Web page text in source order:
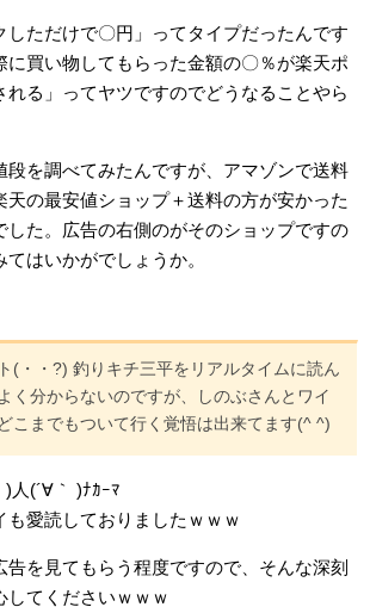
しただけで〇円」ってタイプだったんです
に買い物してもらった金額の〇％が楽天ポ
れる」ってヤツですのでどうなることやら
段を調べてみたんですが、アマゾンで送料
天の最安値ショップ＋送料の方が安かった
した。広告の右側のがそのショップですの
はいかがでしょうか。
(・・?) 釣りキチ三平をリアルタイムに読ん
く分からないのですが、しのぶさんとワイ
こまでもついて行く覚悟は出来てます(^ ^)
人(´∀｀ )ﾅｶｰﾏ
も愛読しておりましたｗｗｗ
告を見てもらう程度ですので、そんな深刻
してくださいｗｗｗ